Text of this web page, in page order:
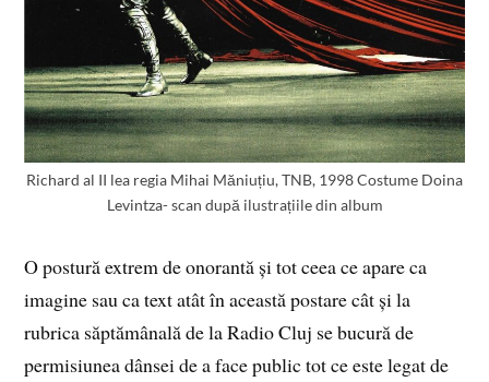
Richard al II lea regia Mihai Măniuțiu, TNB, 1998 Costume Doina
Levintza- scan după ilustrațiile din album
O postură extrem de onorantă și tot ceea ce apare ca
imagine sau ca text atât în această postare cât și la
rubrica săptămânală de la Radio Cluj se bucură de
permisiunea dânsei de a face public tot ce este legat de